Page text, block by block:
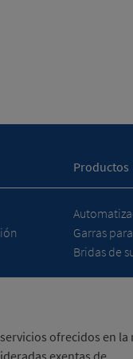
Productos
Garras
Bridas de
ofrecidos en la
exentas de